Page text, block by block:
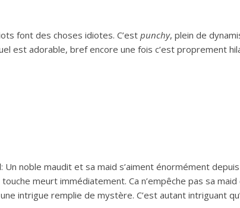
font des choses idiotes. C’est punchy, plein de
est adorable, bref encore une fois c’est proprement
: Un noble maudit et sa maid s’aiment énormément
meurt immédiatement. Ca n’empêche pas sa maid
intrigue remplie de mystère. C’est autant intriguant